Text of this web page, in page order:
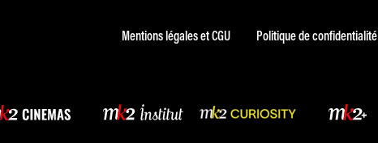
Mentions légales et CGU Politique de confidentialité